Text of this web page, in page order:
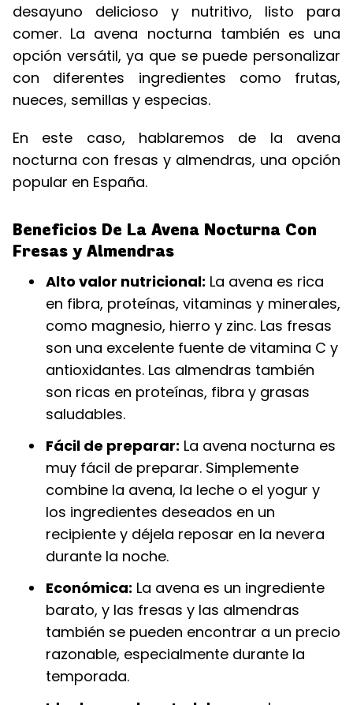
desayuno delicioso y nutritivo, listo para
comer. La avena nocturna también es una
opción versátil, ya que se puede personalizar
con diferentes ingredientes como frutas,
nueces, semillas y especias.
En este caso, hablaremos de la avena
nocturna con fresas y almendras, una opción
popular en España.
Beneficios De La Avena Nocturna Con
Fresas y Almendras
Alto valor nutricional: La avena es rica
en fibra, proteínas, vitaminas y minerales,
como magnesio, hierro y zinc. Las fresas
son una excelente fuente de vitamina C y
antioxidantes. Las almendras también
son ricas en proteínas, fibra y grasas
saludables.
Fácil de preparar: La avena nocturna es
muy fácil de preparar. Simplemente
combine la avena, la leche o el yogur y
los ingredientes deseados en un
recipiente y déjela reposar en la nevera
durante la noche.
Económica: La avena es un ingrediente
barato, y las fresas y las almendras
también se pueden encontrar a un precio
razonable, especialmente durante la
temporada.